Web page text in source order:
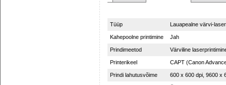
Tüüp Lauapealne värvi-
Kahepoolne printimine Jah
Prindimeetod Värviline
Printerikeel CAPT (Canon
Prindi lahutusvõime 600 x 600 dpi, 9600 x